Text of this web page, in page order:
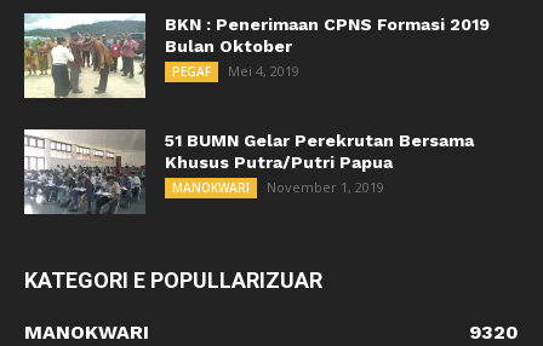
BKN : Penerimaan CPNS Formasi 2019
Bulan Oktober
PEGAF Mei 4, 2019
51 BUMN Gelar Perekrutan Bersama
Khusus Putra/Putri Papua
MANOKWARI November 1, 2019
KATEGORI E POPULLARIZUAR
MANOKWARI
9320